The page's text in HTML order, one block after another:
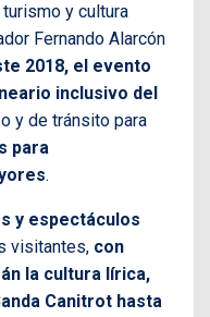
y cultura
Fernando Alarcón
2018, el evento
inclusivo del
y de tránsito para
para
.
y espectáculos
visitantes, con
la cultura lírica,
Canitrot hasta